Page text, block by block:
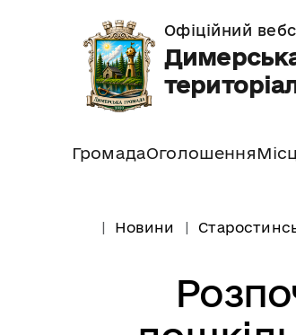
Офіційний
ГромадаОголошення
Новини